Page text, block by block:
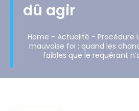
dû agir
Home - Actualité - Procédure
mauvaise foi : quand les
faibles que le requérant